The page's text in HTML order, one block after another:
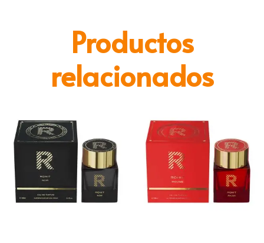
Productos
relacionados